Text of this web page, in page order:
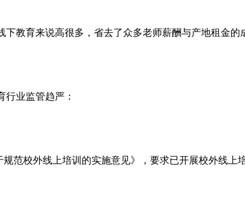
教育来说高很多，省去了众多老师薪酬与产地租金的
行业监管趋严：
范校外线上培训的实施意见》，要求已开展校外线上